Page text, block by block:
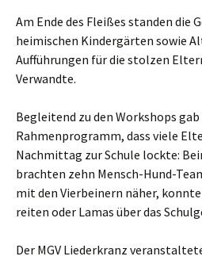
Am Ende des Fleißes standen die
heimischen Kindergärten sowie
Aufführungen für die stolzen
Verwandte.
Begleitend zu den Workshops
Rahmenprogramm, dass viele
Nachmittag zur Schule lockte:
brachten zehn Mensch-Hund-
mit den Vierbeinern näher,
reiten oder Lamas über das
Der MGV Liederkranz